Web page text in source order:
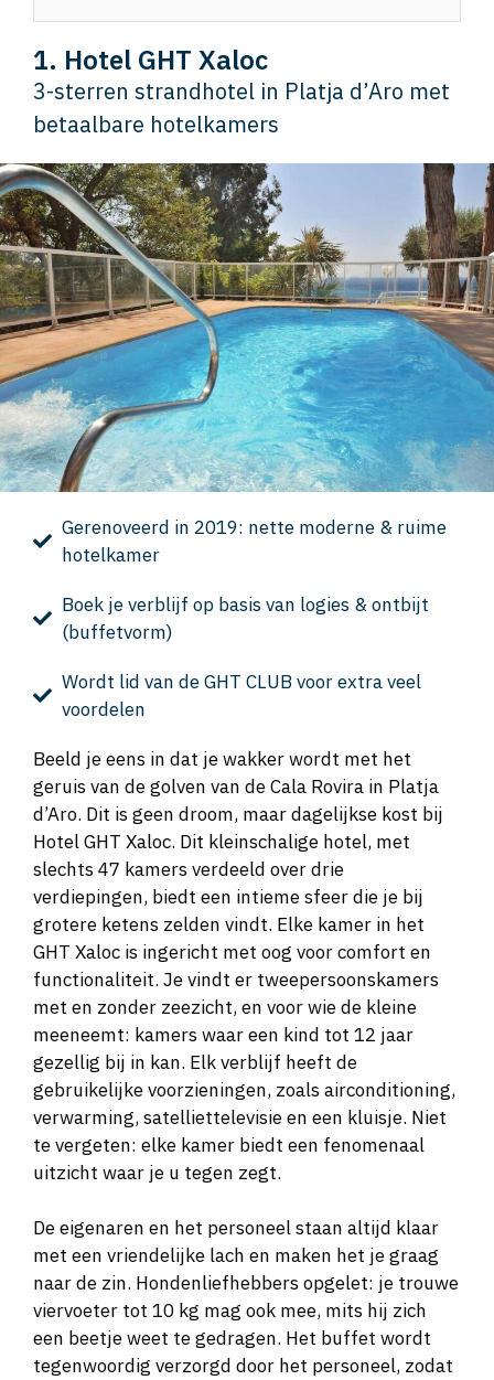
1. Hotel GHT Xaloc
3-sterren strandhotel in Platja d’Aro met
betaalbare hotelkamers
Gerenoveerd in 2019: nette moderne & ruime
hotelkamer
Boek je verblijf op basis van logies & ontbijt
(buffetvorm)
Wordt lid van de GHT CLUB voor extra veel
voordelen
Beeld je eens in dat je wakker wordt met het
geruis van de golven van de Cala Rovira in Platja
d’Aro. Dit is geen droom, maar dagelijkse kost bij
Hotel GHT Xaloc. Dit kleinschalige hotel, met
slechts 47 kamers verdeeld over drie
verdiepingen, biedt een intieme sfeer die je bij
grotere ketens zelden vindt. Elke kamer in het
GHT Xaloc is ingericht met oog voor comfort en
functionaliteit. Je vindt er tweepersoonskamers
met en zonder zeezicht, en voor wie de kleine
meeneemt: kamers waar een kind tot 12 jaar
gezellig bij in kan. Elk verblijf heeft de
gebruikelijke voorzieningen, zoals airconditioning,
verwarming, satelliettelevisie en een kluisje. Niet
te vergeten: elke kamer biedt een fenomenaal
uitzicht waar je u tegen zegt.
De eigenaren en het personeel staan altijd klaar
met een vriendelijke lach en maken het je graag
naar de zin. Hondenliefhebbers opgelet: je trouwe
viervoeter tot 10 kg mag ook mee, mits hij zich
een beetje weet te gedragen. Het buffet wordt
tegenwoordig verzorgd door het personeel, zodat